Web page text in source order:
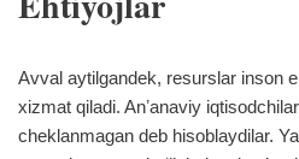
Avval aytilgandek, resurslar inson
xizmat qiladi. Anʼanaviy
cheklanmagan deb hisoblaydilar.